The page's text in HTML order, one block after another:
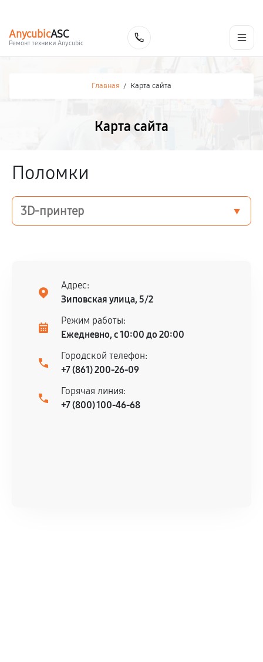
AnycubicASC
Ремонт техники Anycubic
Главная / Карта сайта
Карта сайта
Поломки
3D-принтер
Адрес:
Зиповская улица, 5/2
Режим работы:
Ежедневно, с 10:00 до 20:00
Городской телефон:
+7 (861) 200-26-09
Горячая линия:
+7 (800) 100-46-68